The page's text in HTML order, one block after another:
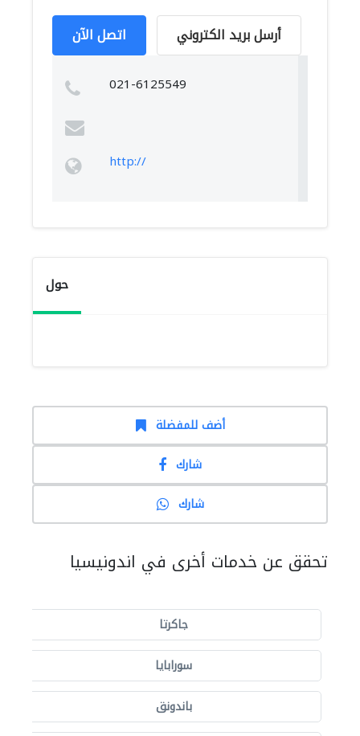
اتصل الآن أرسل بريد الكتروني
021-6125549
http://
حول
أضف للمفضلة
شارك
شارك
تحقق عن خدمات أخرى في اندونيسيا
جاكرتا
سورابايا
باندونق